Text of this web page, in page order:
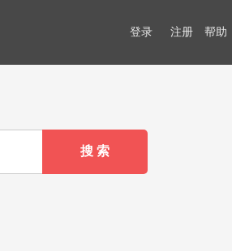
登录 注册 帮助